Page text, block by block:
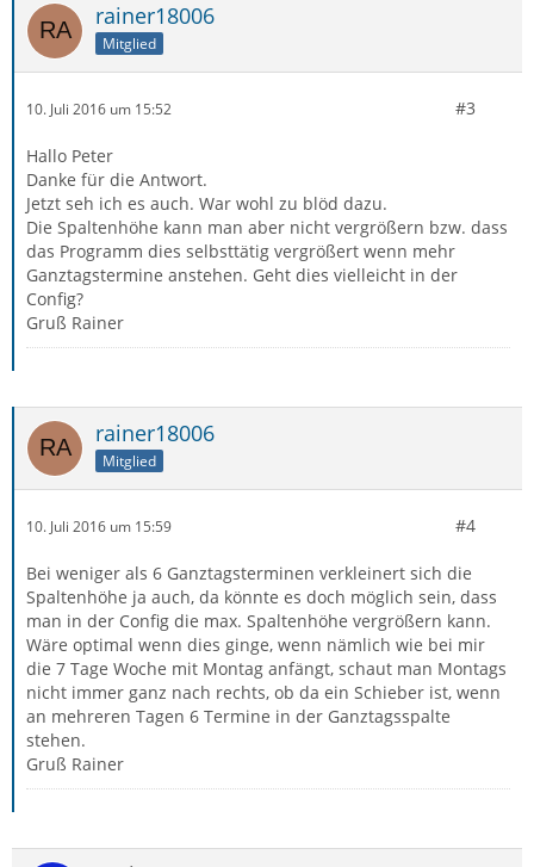
rainer18006
Mitglied
10. Juli 2016 um 15:52 #3
Hallo Peter
Danke für die Antwort.
Jetzt seh ich es auch. War wohl zu blöd dazu.
Die Spaltenhöhe kann man aber nicht vergrößern bzw. dass
das Programm dies selbsttätig vergrößert wenn mehr
Ganztagstermine anstehen. Geht dies vielleicht in der
Config?
Gruß Rainer
rainer18006
Mitglied
10. Juli 2016 um 15:59 #4
Bei weniger als 6 Ganztagsterminen verkleinert sich die
Spaltenhöhe ja auch, da könnte es doch möglich sein, dass
man in der Config die max. Spaltenhöhe vergrößern kann.
Wäre optimal wenn dies ginge, wenn nämlich wie bei mir
die 7 Tage Woche mit Montag anfängt, schaut man Montags
nicht immer ganz nach rechts, ob da ein Schieber ist, wenn
an mehreren Tagen 6 Termine in der Ganztagsspalte
stehen.
Gruß Rainer